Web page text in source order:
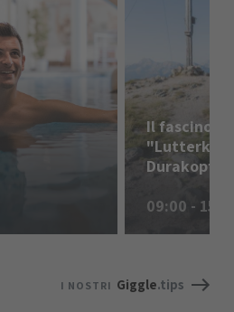
Il fascino
Durakopf"
09:00 -
I NOSTRI Giggle.tips